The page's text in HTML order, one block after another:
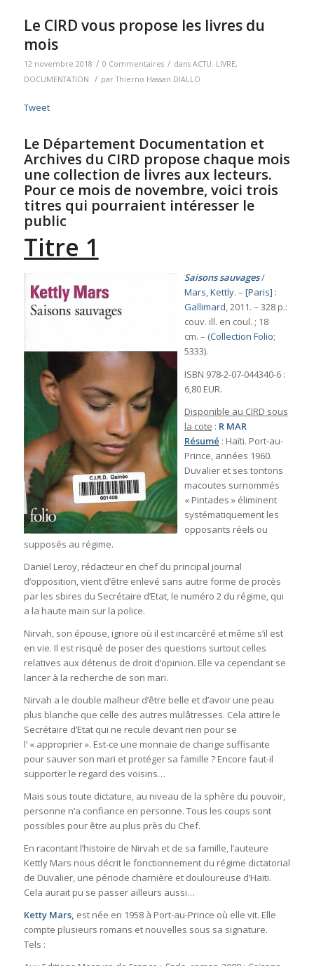
Le CIRD vous propose les livres du
mois
12 novembre 2018 / 0 Commentaires / dans ACTU. LIVRE,
DOCUMENTATION
/ parThierno Hassan DIALLO
Tweet
Le Département Documentation et
Archives du CIRD propose chaque mois
une collection de livres aux lecteurs.
Pour ce mois de novembre, voici trois
titres qui pourraient intéresser le
public
Titre 1
Saisons sauvages/
Mars, Kettly. – [Paris] :
Gallimard, 2011. – 328 p.:
couv. ill. en coul. ; 18
cm. – (Collection Folio;
5333).
ISBN 978-2-07-044340-6 :
6,80 EUR.
Disponible au CIRD sous
la cote : R MAR
Résumé : Haïti. Port-au-
Prince, années 1960.
Duvalier et ses tontons
macoutes surnommés
« Pintades » éliminent
systématiquement les
opposants réels ou
supposés au régime.
Daniel Leroy, rédacteur en chef du principal journal
d’opposition, vient d’être enlevé sans autre forme de procès
par les sbires du Secrétaire d’Etat, le numéro 2 du régime, qui
a la haute main sur la police.
Nirvah, son épouse, ignore où il est incarcéré et même s’il est
en vie. Il est risqué de poser des questions surtout celles
relatives aux détenus de droit d’opinion. Elle va cependant se
lancer à la recherche de son mari.
Nirvah a le double malheur d’être belle et d’avoir une peau
plus blanche que celle des autres mulâtresses. Cela attire le
Secrétaire d’Etat qui ne recule devant rien pour se
l’ « approprier ». Est-ce une monnaie de change suffisante
pour sauver son mari et protéger sa famille ? Encore faut-il
supporter le regard des voisins…
Mais sous toute dictature, au niveau de la sphère du pouvoir,
personne n’a confiance en personne. Tous les coups sont
possibles pour être au plus près du Chef.
En racontant l’histoire de Nirvah et de sa famille, l’auteure
Kettly Mars nous décrit le fonctionnement du régime dictatorial
de Duvalier, une période charnière et douloureuse d’Haïti.
Cela aurait pu se passer ailleurs aussi…
Ketty Mars, est née en 1958 à Port-au-Prince où elle vit. Elle
compte plusieurs romans et nouvelles sous sa signature.
Tels :